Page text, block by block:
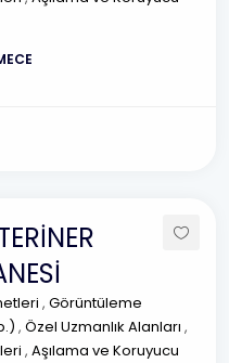
, Görüntüleme
, Özel Uzmanlık Alanları ,
, Aşılama ve Koruyucu